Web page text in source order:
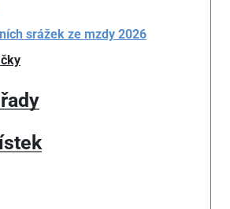
srážek ze mzdy 2026